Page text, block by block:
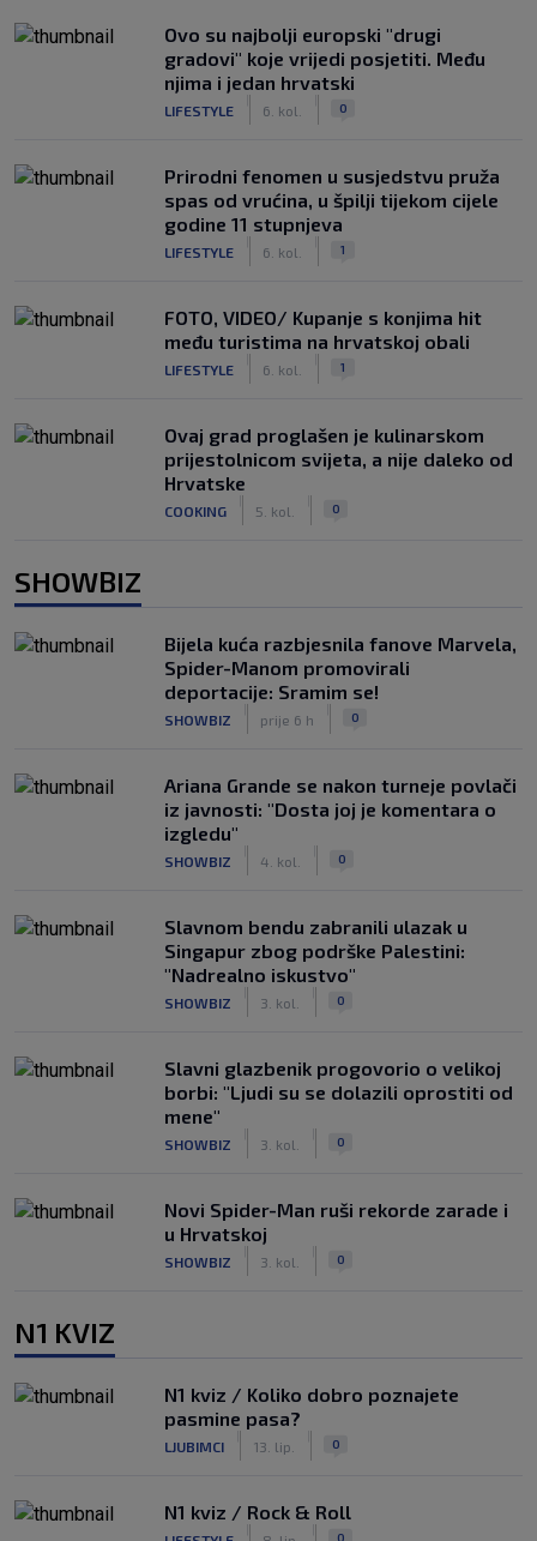
Ovo su najbolji europski "drugi
gradovi" koje vrijedi posjetiti. Među
njima i jedan hrvatski
LIFESTYLE 6. kol. 0
Prirodni fenomen u susjedstvu pruža
spas od vrućina, u špilji tijekom cijele
godine 11 stupnjeva
LIFESTYLE 6. kol. 1
FOTO, VIDEO/ Kupanje s konjima hit
među turistima na hrvatskoj obali
LIFESTYLE 6. kol. 1
Ovaj grad proglašen je kulinarskom
prijestolnicom svijeta, a nije daleko od
Hrvatske
COOKING 5. kol. 0
SHOWBIZ
Bijela kuća razbjesnila fanove Marvela,
Spider-Manom promovirali
deportacije: Sramim se!
SHOWBIZ prije 6 h 0
Ariana Grande se nakon turneje povlači
iz javnosti: "Dosta joj je komentara o
izgledu"
SHOWBIZ 4. kol. 0
Slavnom bendu zabranili ulazak u
Singapur zbog podrške Palestini:
"Nadrealno iskustvo"
SHOWBIZ 3. kol. 0
Slavni glazbenik progovorio o velikoj
borbi: "Ljudi su se dolazili oprostiti od
mene"
SHOWBIZ 3. kol. 0
Novi Spider-Man ruši rekorde zarade i
u Hrvatskoj
SHOWBIZ 3. kol. 0
N1 KVIZ
N1 kviz / Koliko dobro poznajete
pasmine pasa?
LJUBIMCI 13. lip. 0
N1 kviz / Rock & Roll
0